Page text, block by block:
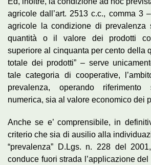
agricole dall’art. 2513 c.c., comma 3
agricole la condizione di prevalenza
quantità o il valore dei prodotti
superiore al cinquanta per cento della
totale dei prodotti” – serve
tale categoria di cooperative,
prevalenza, operando
numerica, sia al valore economico dei
Anche se e’ comprensibile, in
criterio che sia di ausilio alla
“prevalenza” D.Lgs. n. 228 del
conduce fuori strada l’applicazione